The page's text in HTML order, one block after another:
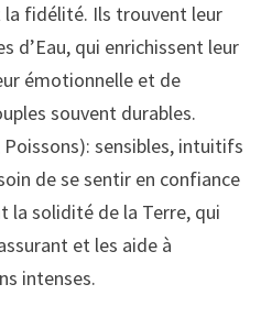
fidélité. Ils trouvent leur
d’Eau, qui enrichissent leur
émotionnelle et de
souvent durables.
Poissons): sensibles, intuitifs
de se sentir en confiance
la solidité de la Terre, qui
et les aide à
intenses.